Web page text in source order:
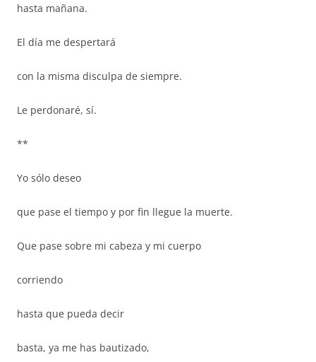
hasta mañana.
El día me despertará
con la misma disculpa de siempre.
Le perdonaré, sí.
**
Yo sólo deseo
que pase el tiempo y por fin llegue la muerte.
Que pase sobre mi cabeza y mi cuerpo
corriendo
hasta que pueda decir
basta, ya me has bautizado,